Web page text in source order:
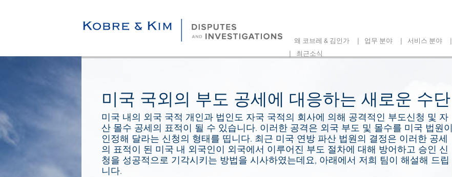
왜 코브레 & 김인가 | 업무 분야 | 서비스 분야 |
| 최근소식
미국 국외의 부도 공세에 대응하는 새로운 수단
미국 내의 외국 국적 개인과 법인도 자국 국적의 회사에 의해 공격적인 부도신청 및 자
산 몰수 공세의 표적이 될 수 있습니다. 이러한 공격은 외국 부도 및 몰수를 미국 법원이
인정해 달라는 신청의 형태를 띱니다. 최근 미국 연방 파산 법원의 결정은 이러한 공세
의 표적이 된 미국 내 외국인이 외국에서 이루어진 부도 절차에 대해 방어하고 승인 신
청을 성공적으로 기각시키는 방법을 시사하였는데요, 아래에서 저희 팀이 해설해 드립
니다.